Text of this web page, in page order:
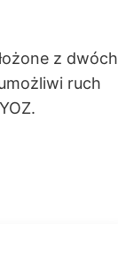
z dwóch
ruch